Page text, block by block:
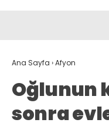
Ana Sayfa ›Afyon
Oğlunun
sonra